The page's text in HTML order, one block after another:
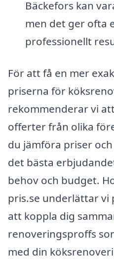
Bäckefors kan
men det ger ofta
professionellt
För att få en mer
priserna för
rekommenderar vi
offerter från olika
du jämföra priser
det bästa
behov och budget.
pris.se underlättar vi
att koppla dig
renoveringsproffs
med din